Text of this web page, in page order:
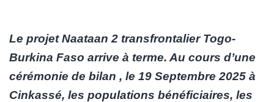
Le projet Naataan 2 transfrontalier Togo-
Burkina Faso arrive à terme. Au cours d’une
cérémonie de bilan , le 19 Septembre 2025 à
Cinkassé, les populations bénéficiaires, les